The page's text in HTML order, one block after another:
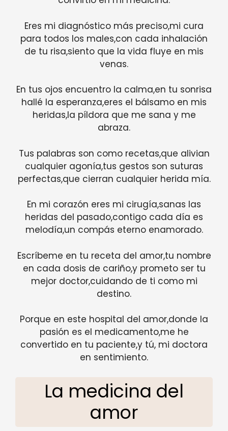
Eres mi diagnóstico más preciso,mi cura
para todos los males,con cada inhalación
de tu risa,siento que la vida fluye en mis
venas.
En tus ojos encuentro la calma,en tu sonrisa
hallé la esperanza,eres el bálsamo en mis
heridas,la píldora que me sana y me
abraza.
Tus palabras son como recetas,que alivian
cualquier agonía,tus gestos son suturas
perfectas,que cierran cualquier herida mía.
En mi corazón eres mi cirugía,sanas las
heridas del pasado,contigo cada día es
melodía,un compás eterno enamorado.
Escríbeme en tu receta del amor,tu nombre
en cada dosis de cariño,y prometo ser tu
mejor doctor,cuidando de ti como mi
destino.
Porque en este hospital del amor,donde la
pasión es el medicamento,me he
convertido en tu paciente,y tú, mi doctora
en sentimiento.
La medicina del
amor